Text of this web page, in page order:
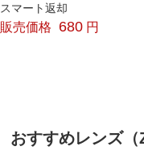
スマート返却
販売価格 680 円
おすすめレンズ（